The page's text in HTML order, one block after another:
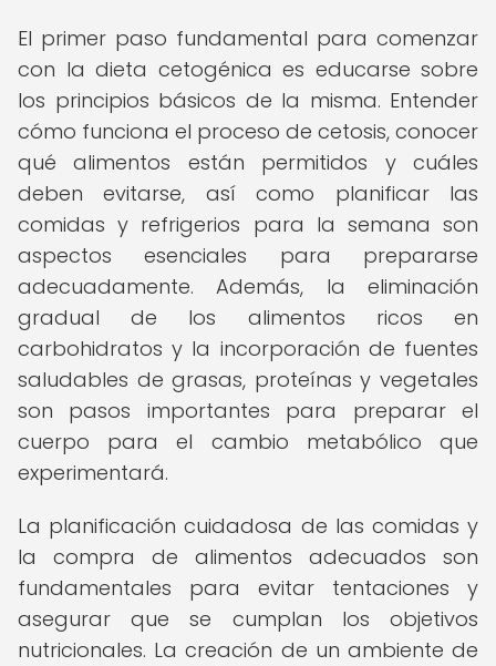
El primer paso fundamental para comenzar
con la dieta cetogénica es educarse sobre
los principios básicos de la misma. Entender
cómo funciona el proceso de cetosis, conocer
qué alimentos están permitidos y cuáles
deben evitarse, así como planificar las
comidas y refrigerios para la semana son
aspectos esenciales para prepararse
adecuadamente. Además, la eliminación
gradual de los alimentos ricos en
carbohidratos y la incorporación de fuentes
saludables de grasas, proteínas y vegetales
son pasos importantes para preparar el
cuerpo para el cambio metabólico que
experimentará.
La planificación cuidadosa de las comidas y
la compra de alimentos adecuados son
fundamentales para evitar tentaciones y
asegurar que se cumplan los objetivos
nutricionales. La creación de un ambiente de